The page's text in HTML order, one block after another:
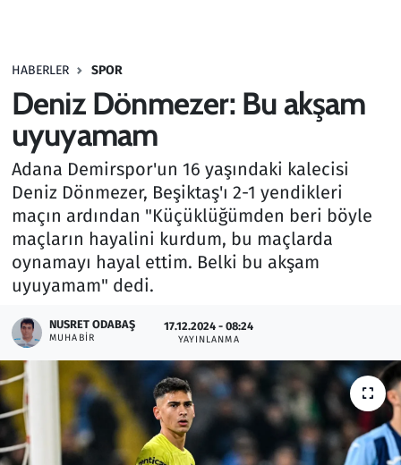
HABERLER SPOR
Deniz Dönmezer: Bu akşam
uyuyamam
Adana Demirspor'un 16 yaşındaki kalecisi
Deniz Dönmezer, Beşiktaş'ı 2-1 yendikleri
maçın ardından "Küçüklüğümden beri böyle
maçların hayalini kurdum, bu maçlarda
oynamayı hayal ettim. Belki bu akşam
uyuyamam" dedi.
NUSRET ODABAŞ
MUHABIR
17.12.2024 - 08:24
YAYINLANMA
Haber
Kurumsal Haberler
Lezzet Durağı
Memur ve Kamu
Ramazan
Resmi İlanlar